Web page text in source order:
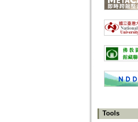
Tools